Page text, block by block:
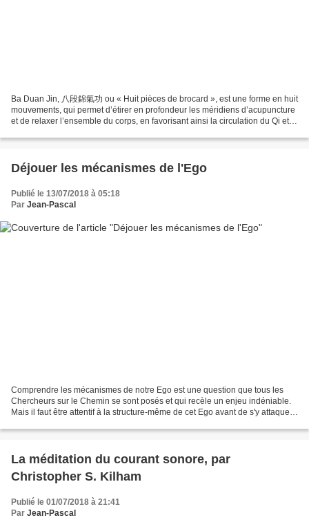
Ba Duan Jin, 八段錦氣功 ou « Huit pièces de brocard », est une forme en huit
mouvements, qui permet d’étirer en profondeur les méridiens d’acupuncture
et de relaxer l’ensemble du corps, en favorisant ainsi la circulation du Qi et
Déjouer les mécanismes de l'Ego
Publié le 13/07/2018 à 05:18
Par Jean-Pascal
Comprendre les mécanismes de notre Ego est une question que tous les
Chercheurs sur le Chemin se sont posés et qui recèle un enjeu indéniable.
Mais il faut être attentif à la structure-même de cet Ego avant de s'y attaquer.
La méditation du courant sonore, par
Christopher S. Kilham
Publié le 01/07/2018 à 21:41
Par Jean-Pascal